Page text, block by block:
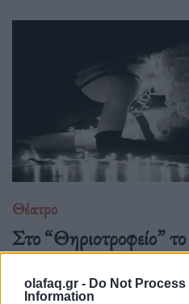
olafaq.gr - Do Not Process
Information
Θέατρο
Στο “Θηριοτροφείο” το
αλλά οι ρόλοι
23.03.26